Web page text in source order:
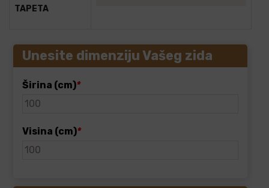
TAPETA
Unesite dimenziju Vašeg zida
Širina (cm)*
Visina (cm)*